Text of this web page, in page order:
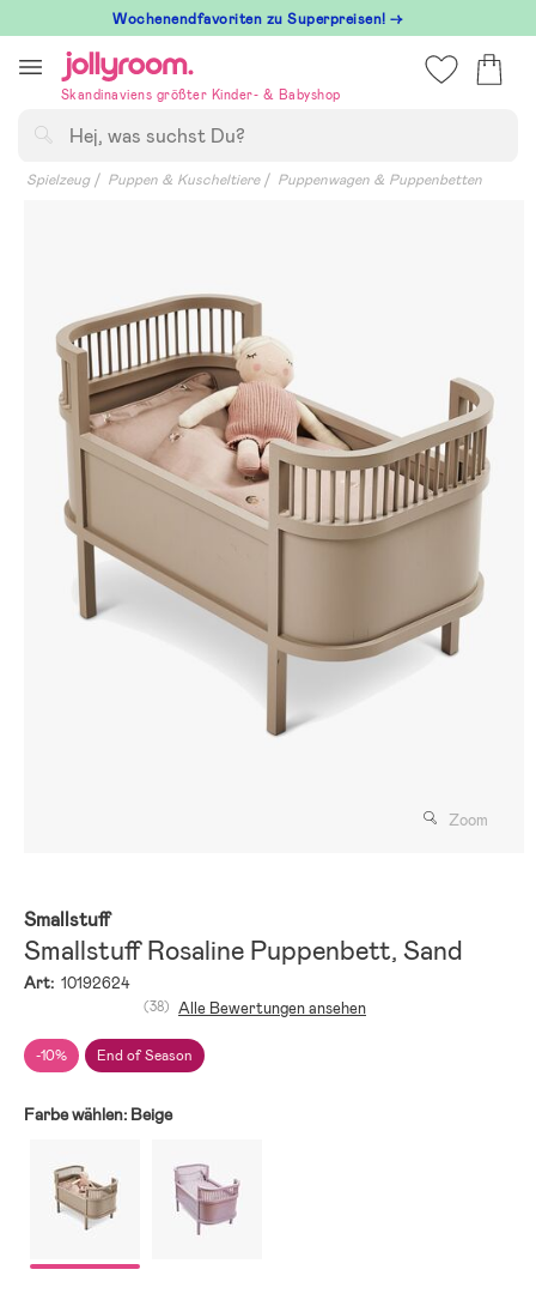
till
innehållet
Wochenendfavoriten zu Superpreisen! →
Skandinaviens größter Kinder- & Babyshop
Spielzeug Puppen & Kuscheltiere Puppenwagen & Puppenbetten
Zoom
Smallstuff
Smallstuff Rosaline Puppenbett, Sand
Art: 10192624
-10% End of Season
(38) Alle Bewertungen ansehen
Farbe wählen: Beige